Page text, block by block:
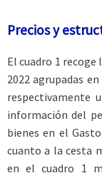
Precios y
El cuadro 1
2022 agrupadas
respectivamente
información del
bienes en el
cuanto a la cesta
en el cuadro 1